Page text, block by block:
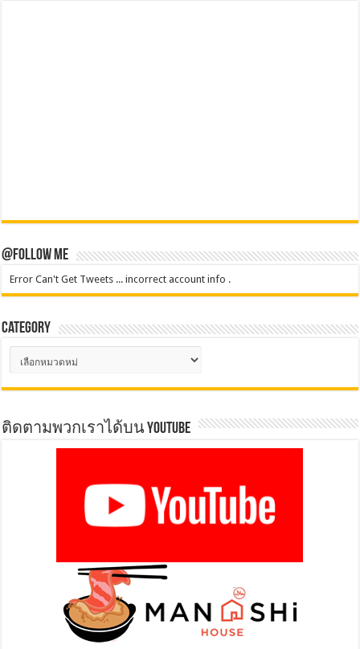
@Follow Me
Error Can't Get Tweets ... incorrect account info .
Category
Category
ติดตามพวกเราได้บน YOUTUBE